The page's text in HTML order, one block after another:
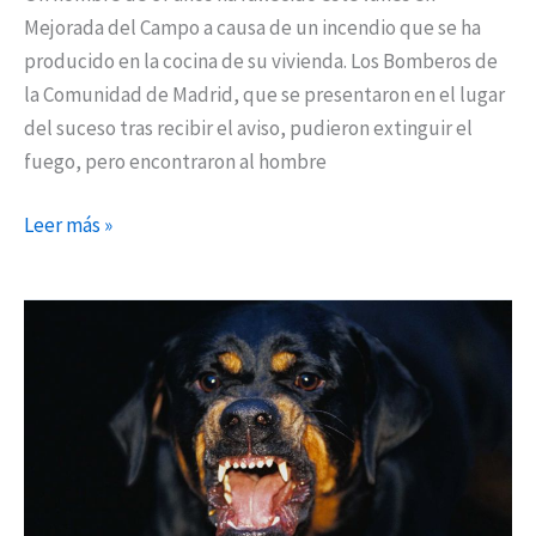
Mejorada del Campo a causa de un incendio que se ha
producido en la cocina de su vivienda. Los Bomberos de
la Comunidad de Madrid, que se presentaron en el lugar
del suceso tras recibir el aviso, pudieron extinguir el
fuego, pero encontraron al hombre
Leer más »